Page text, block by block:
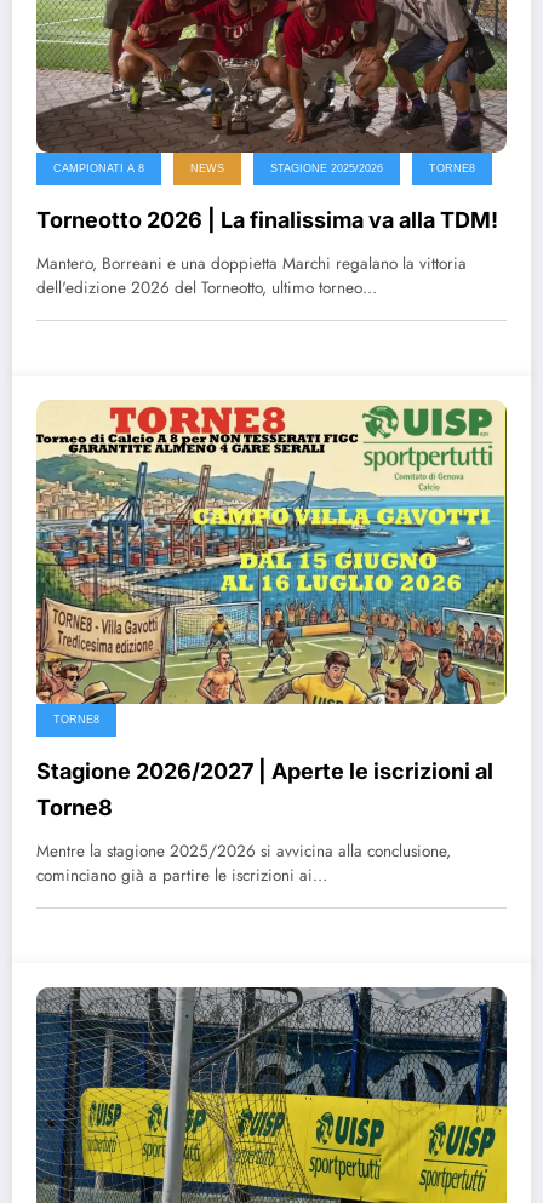
CAMPIONATI A 8 NEWS STAGIONE 2025/2026 TORNE8
Torneotto 2026 | La finalissima va alla TDM!
Mantero, Borreani e una doppietta Marchi regalano la vittoria
dell'edizione 2026 del Torneotto, ultimo torneo…
TORNE8
Stagione 2026/2027 | Aperte le iscrizioni al
Torne8
Mentre la stagione 2025/2026 si avvicina alla conclusione,
cominciano già a partire le iscrizioni ai…